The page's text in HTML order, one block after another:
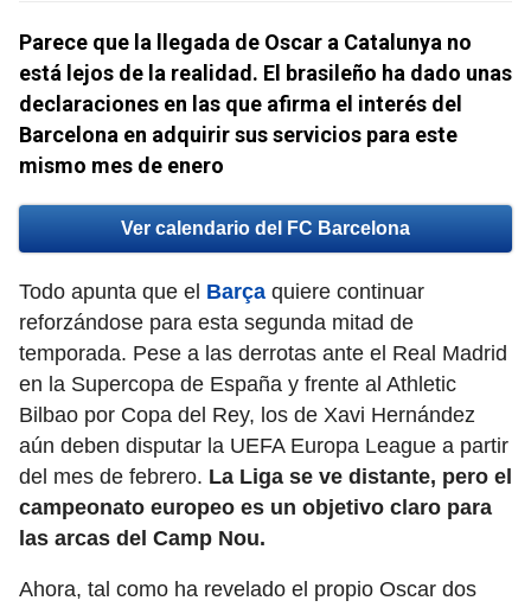
Parece que la llegada de Oscar a Catalunya no
está lejos de la realidad. El brasileño ha dado unas
declaraciones en las que afirma el interés del
Barcelona en adquirir sus servicios para este
mismo mes de enero
Ver calendario del FC Barcelona
Todo apunta que el Barça quiere continuar
reforzándose para esta segunda mitad de
temporada. Pese a las derrotas ante el Real Madrid
en la Supercopa de España y frente al Athletic
Bilbao por Copa del Rey, los de Xavi Hernández
aún deben disputar la UEFA Europa League a partir
del mes de febrero. La Liga se ve distante, pero el
campeonato europeo es un objetivo claro para
las arcas del Camp Nou.
Ahora, tal como ha revelado el propio Oscar dos